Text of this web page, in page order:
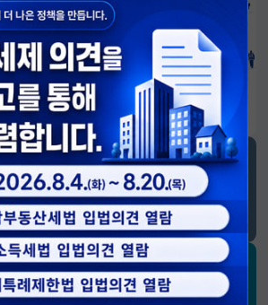
길-회복과 도약, 모두의 1년
재정경제부 SNS 소식
블로그페이스북트위터(X)유튜브인스타그램
하는 경제 리더 구윤철 장관의
SNS 채널